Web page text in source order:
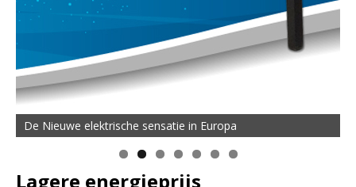
De Nieuwe elektrische sensatie in Europa
Lagere energieprijs